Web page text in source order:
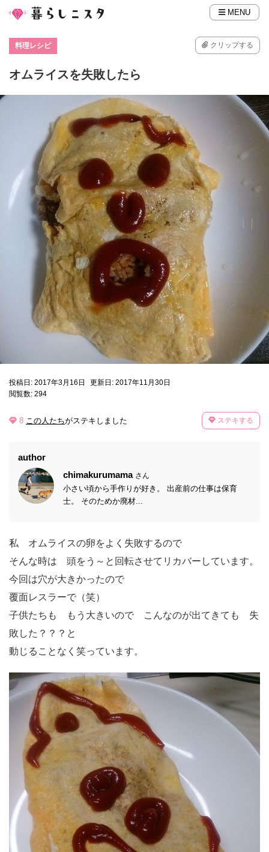
MENU
料理レシピ クリップする
オムライスを失敗したら
投稿日: 2017年3月16日
更新日: 2017年11月30日
閲覧数: 294
8 この人たちがステキしました ステキする
author
chimakurumama さん
小さい頃から手作りが好き。 出産前の仕事は保育
士。 そのためか廃材...
私 オムライスの卵をよく失敗するので
そんな時は 頭をう～と回転させてリカバーしています。
今回は穴が大きかったので
覆面レスラーで（笑）
子供たちも もう大きいので こんなのが出てきても 失
敗した？？？と
動じることなく笑っています。